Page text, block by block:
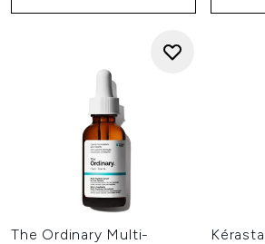
The Ordinary Multi-